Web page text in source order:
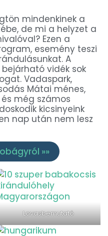
mindenkinek a
de mi a helyzet a
Ezen a
esemény teszi
A
vidék sok
Vadaspark,
Mátai ménes,
még számos
kicsinyeink
nap után nem lesz
»»
Lovasbemutató